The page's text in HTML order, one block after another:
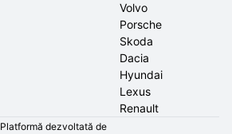
Volvo
Porsche
Skoda
Dacia
Hyundai
Lexus
Renault
Platformă dezvoltată de